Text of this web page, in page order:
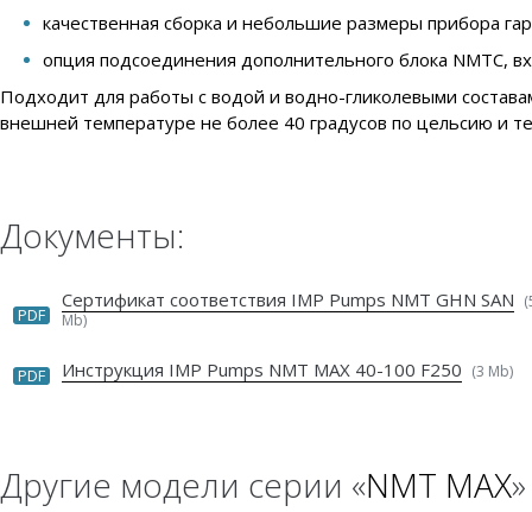
качественная сборка и небольшие размеры прибора
опция подсоединения дополнительного блока NMTC,
Подходит для работы с водой и водно-гликолевыми
внешней температуре не более 40 градусов по цельсию и
Документы:
PDF
Сертификат соответствия IMP Pumps NMT GHN SAN
Mb)
PDF Инструкция IMP Pumps NMT MAX 40-100 F250 (3 Mb)
Другие модели серии «NMT MAX»